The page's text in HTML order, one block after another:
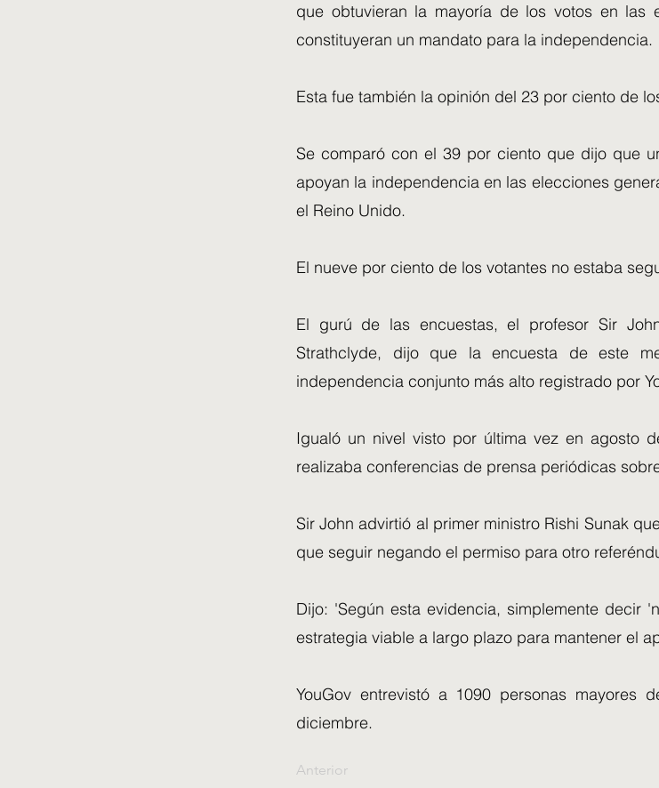
que obtuvieran la mayoría de los votos en las
constituyeran un mandato para la independencia.
Esta fue también la opinión del 23 por ciento de
Se comparó con el 39 por ciento que dijo que
apoyan la independencia en las elecciones
el Reino Unido.
El nueve por ciento de los votantes no estaba
El gurú de las encuestas, el profesor Sir
Strathclyde, dijo que la encuesta de este
independencia conjunto más alto registrado por
Igualó un nivel visto por última vez en agosto
realizaba conferencias de prensa periódicas
Sir John advirtió al primer ministro Rishi Sunak
que seguir negando el permiso para otro
Dijo: 'Según esta evidencia, simplemente decir
estrategia viable a largo plazo para mantener el
YouGov entrevistó a 1090 personas
diciembre.
Anterior